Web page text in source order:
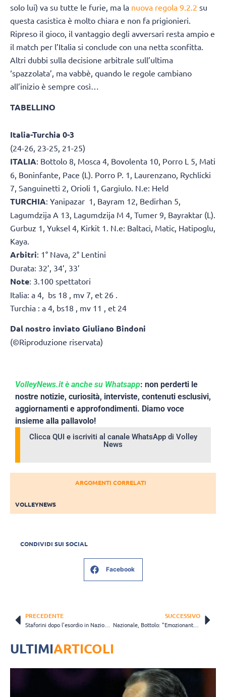
solo lui) va su tutte le furie, ma la nuova regola 9.2.2 su
questa casistica è molto chiara e non fa prigionieri.
Ripreso il gioco, il vantaggio degli avversari resta ampio e
il match per l’Italia si conclude con una netta sconfitta.
Altri dubbi sulla decisione arbitrale sull’ultima
‘spazzolata’, ma vabbè, quando le regole cambiano
all’inizio è sempre così…
TABELLINO
Italia-Turchia 0-3
(24-26, 23-25, 21-25)
ITALIA: Bottolo 8, Mosca 4, Bovolenta 10, Porro L 5, Mati
6, Boninfante, Pace (L). Porro P. 1, Laurenzano, Rychlicki
7, Sanguinetti 2, Orioli 1, Gargiulo. N.e: Held
TURCHIA: Yanipazar 1, Bayram 12, Bedirhan 5,
Lagumdzija A 13, Lagumdzija M 4, Tumer 9, Bayraktar (L).
Gurbuz 1, Yuksel 4, Kirkit 1. N.e: Baltaci, Matic, Hatipoglu,
Kaya.
Arbitri: 1° Nava, 2° Lentini
Durata: 32’, 34’, 33’
Note: 3.100 spettatori
Italia: a 4, bs 18 , mv 7, et 26 .
Turchia : a 4, bs18 , mv 11 , et 24
Dal nostro inviato Giuliano Bindoni
(©Riproduzione riservata)
VolleyNews.it è anche su Whatsapp: non perderti le
nostre notizie, curiosità, interviste, contenuti esclusivi,
aggiornamenti e approfondimenti. Diamo voce
insieme alla pallavolo!
Clicca QUI e iscriviti al canale WhatsApp di Volley
News
ARGOMENTI CORRELATI
VOLLEYNEWS
CONDIVIDI SUI SOCIAL
Facebook
PRECEDENTE SUCCESSIVO
Nazionale, Bottolo: “Emozionante per me essere stato il capitano in queste tre partite” (VIDEO)
ULTIMIARTICOLI